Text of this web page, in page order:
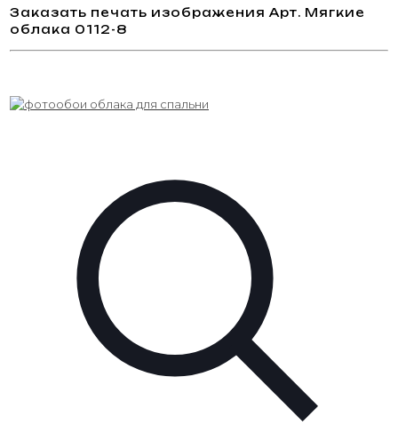
Заказать печать изображения Арт. Мягкие
облака 0112-8